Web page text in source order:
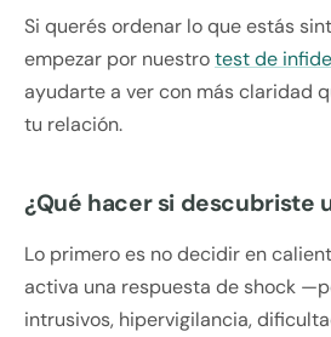
Si querés ordenar lo que estás
empezar por nuestrotest de
ayudarte a ver con más claridad
tu relación.
¿Qué hacer si descubriste
Lo primero es no decidir en
activa una respuesta de shock
intrusivos, hipervigilancia,